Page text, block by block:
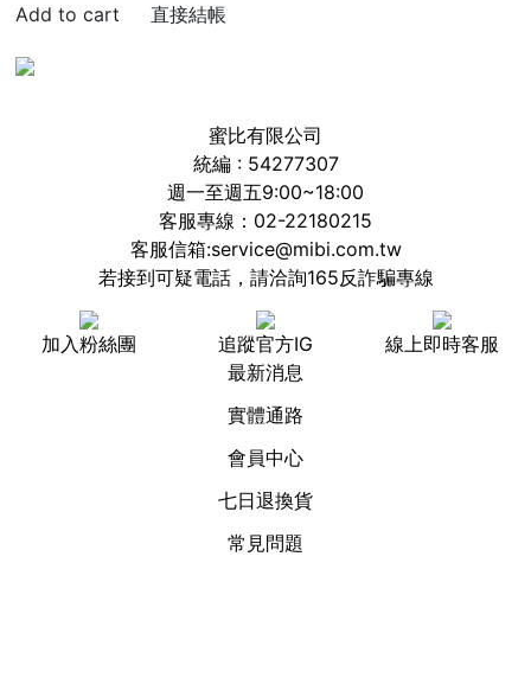
直接結帳
蜜比有限公司
統編 : 54277307
週一至週五9:00~18:00
客服專線：02-22180215
客服信箱:service@mibi.com.tw
若接到可疑電話，請洽詢165反詐騙專線
加入粉絲團 追蹤官方IG
線上即時客服
最新消息
實體通路
會員中心
七日退換貨
常見問題